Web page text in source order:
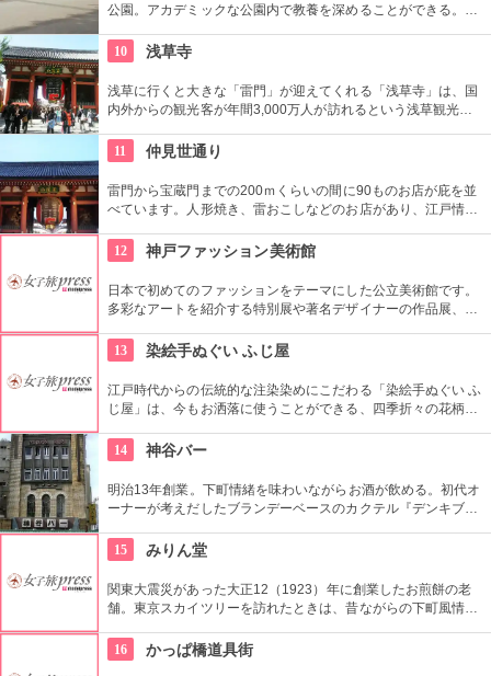
公園。アカデミックな公園内で教養を深めることができる。ま
10
浅草寺
浅草に行くと大きな「雷門」が迎えてくれる「浅草寺」は、国
内外からの観光客が年間3,000万人が訪れるという浅草観光一
都内最古の名刹です。
11 仲見世通り
雷門から宝蔵門までの200ｍくらいの間に90ものお店が庇を並
べています。人形焼き、雷おこしなどのお店があり、江戸情緒
12
神戸ファッション美術館
日本で初めてのファッションをテーマにした公立美術館です。
多彩なアートを紹介する特別展や著名デザイナーの作品展、ラ
な方、ファッション業界の方、ファッションを学ぶ方、必見で
す。
13 染絵手ぬぐい ふじ屋
江戸時代からの伝統的な注染染めにこだわる「染絵手ぬぐい ふ
じ屋」は、今もお洒落に使うことができる、四季折々の花柄や
地の小物も各種扱っています。
14 神谷バー
明治13年創業。下町情緒を味わいながらお酒が飲める。初代オ
ーナーが考えだしたブランデーベースのカクテル『デンキブラ
がいい。浅草を観光した際には是非立ち寄りたい。
15 みりん堂
関東大震災があった大正12（1923）年に創業したお煎餅の老
舗。東京スカイツリーを訪れたときは、昔ながらの下町風情と
ではぬれ煎餅にアイスクリームをはさんだ「ぬれソフト」も人
気。
16 かっぱ橋道具街